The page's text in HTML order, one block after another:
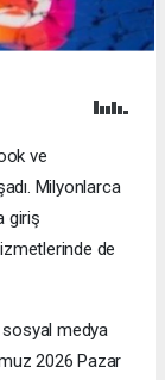
ve
Milyonlarca
giriş
de
sosyal medya
2026 Pazar